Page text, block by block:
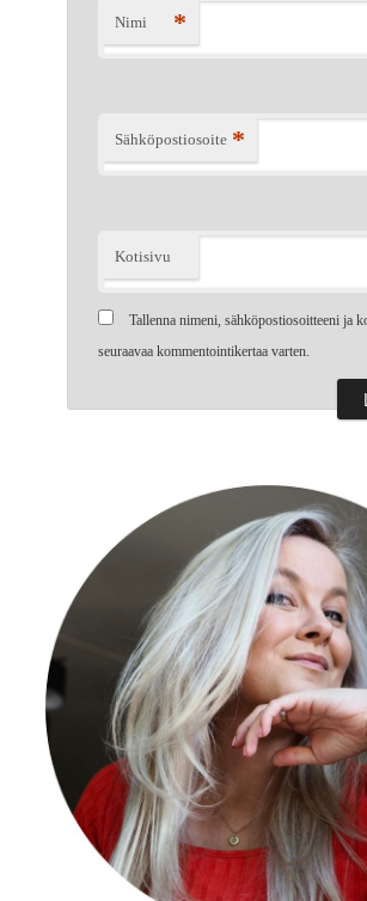
Nimi *
Sähköpostiosoite *
Kotisivu
Tallenna nimeni, sähköpostiosoitteeni ja
seuraavaa kommentointikertaa varten.